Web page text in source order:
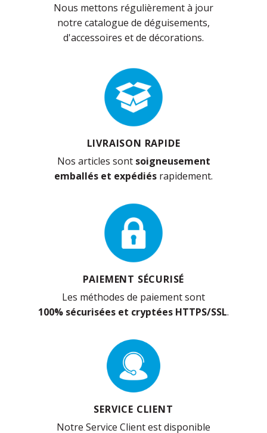
Nous mettons régulièrement à jour
notre catalogue de déguisements,
d'accessoires et de décorations.
LIVRAISON RAPIDE
Nos articles sont soigneusement
emballés et expédiés rapidement.
PAIEMENT SÉCURISÉ
Les méthodes de paiement sont
100% sécurisées et cryptées HTTPS/SSL.
SERVICE CLIENT
Notre Service Client est disponible